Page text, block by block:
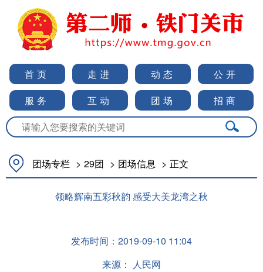
首页 走进 动态
公开
服务
互动 团场 招商
团场专栏 > 29团 > 团场信息 > 正文
领略辉南五彩秋韵 感受大美龙湾之秋
发布时间： 2019-09-10 11:04
来源： 人民网